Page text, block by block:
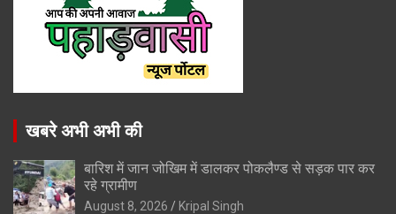
खबरे अभी अभी की
बारिश में जान जोखिम में डालकर पोकलैण्ड से सड़क पार कर
रहे ग्रामीण
August 8, 2026 Kripal Singh